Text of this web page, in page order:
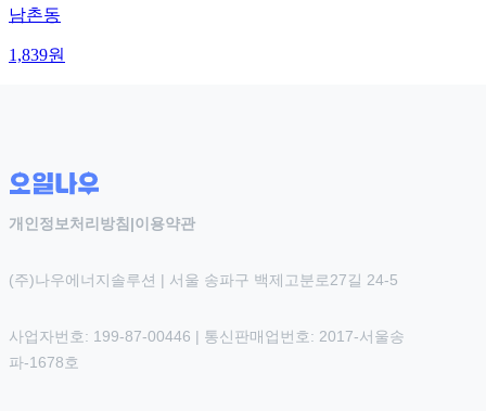
남촌동
1,839원
개인정보처리방침|이용약관
(주)나우에너지솔루션 | 서울 송파구 백제고분로27길 24-5
사업자번호: 199-87-00446 | 통신판매업번호: 2017-서울송
파-1678호